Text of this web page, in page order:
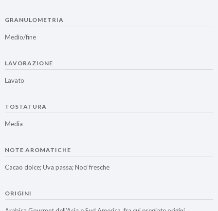
GRANULOMETRIA
Medio/fine
LAVORAZIONE
Lavato
TOSTATURA
Media
NOTE AROMATICHE
Cacao dolce; Uva passa; Noci fresche
ORIGINI